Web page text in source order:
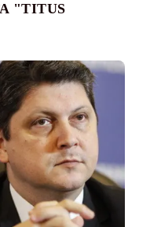
"TITUS